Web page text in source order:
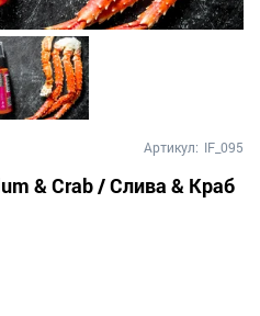
Артикул: IF_095
& Crab / Слива & Краб